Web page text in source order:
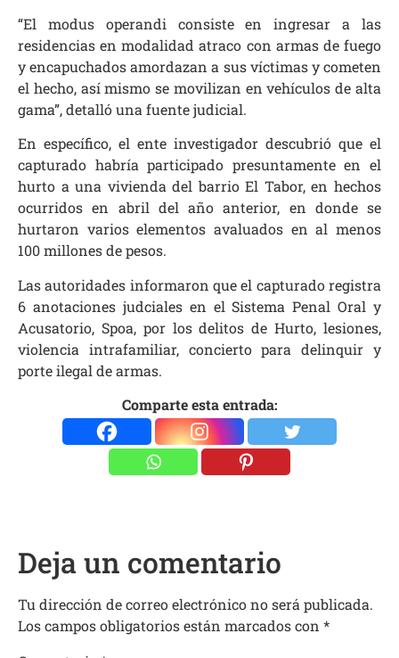
“El modus operandi consiste en ingresar a las
residencias en modalidad atraco con armas de fuego
y encapuchados amordazan a sus víctimas y cometen
el hecho, así mismo se movilizan en vehículos de alta
gama”, detalló una fuente judicial.
En específico, el ente investigador descubrió que el
capturado habría participado presuntamente en el
hurto a una vivienda del barrio El Tabor, en hechos
ocurridos en abril del año anterior, en donde se
hurtaron varios elementos avaluados en al menos
100 millones de pesos.
Las autoridades informaron que el capturado registra
6 anotaciones judciales en el Sistema Penal Oral y
Acusatorio, Spoa, por los delitos de Hurto, lesiones,
violencia intrafamiliar, concierto para delinquir y
porte ilegal de armas.
Comparte esta entrada:
Deja un comentario
Tu dirección de correo electrónico no será publicada.
Los campos obligatorios están marcados con *